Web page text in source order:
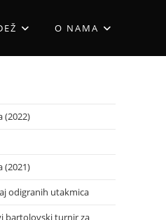
O NAMA
(2022)
(2021)
odigranih utakmica
bartolovski turnir za